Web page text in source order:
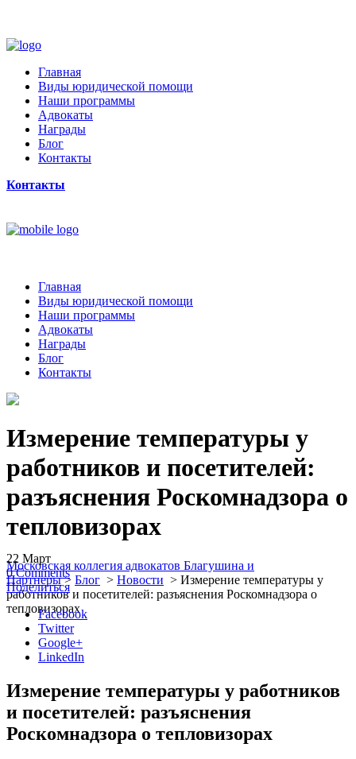
Главная
Виды юридической помощи
Наши программы
Адвокаты
Награды
Блог
Контакты
Контакты
Главная
Виды юридической помощи
Наши программы
Адвокаты
Награды
Блог
Контакты
Измерение температуры у
работников и посетителей:
разъяснения Роскомнадзора о
тепловизорах
Московская коллегия адвокатов Благушина и
Партнеры> Блог > Новости > Измерение температуры у
работников и посетителей: разъяснения Роскомнадзора о
тепловизорах
22 Март
0 Comments
Поделиться
Facebook
Twitter
Google+
LinkedIn
Измерение температуры у работников
и посетителей: разъяснения
Роскомнадзора о тепловизорах